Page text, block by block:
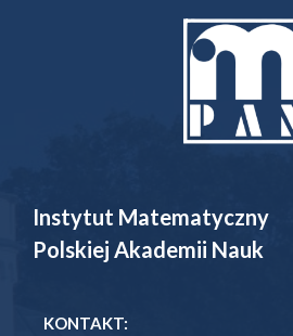
Instytut Matematyczny
Polskiej Akademii Nauk
KONTAKT: